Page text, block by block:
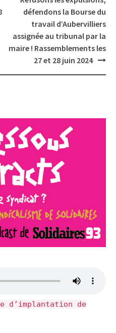
défendons la Bourse du
travail d’Aubervilliers
assignée au tribunal par la
maire ! Rassemblements les
27 et 28 juin 2024
d’implantation de